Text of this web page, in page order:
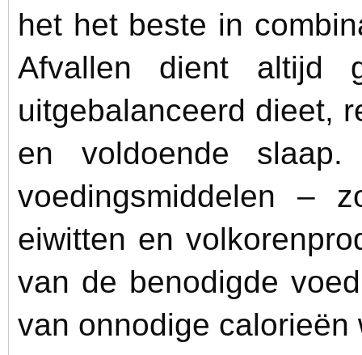
het het beste in
Afvallen dient altijd
uitgebalanceerd dieet,
en voldoende
voedingsmiddelen –
eiwitten en
van de benodigde
van onnodige calorieën